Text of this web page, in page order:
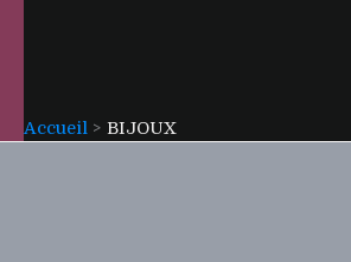
Accueil BIJOUX